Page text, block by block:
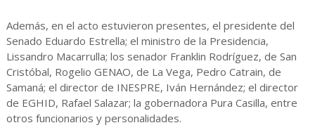
Además, en el acto estuvieron presentes, el presidente del
Senado Eduardo Estrella; el ministro de la Presidencia,
Lissandro Macarrulla; los senador Franklin Rodríguez, de San
Cristóbal, Rogelio GENAO, de La Vega, Pedro Catrain, de
Samaná; el director de INESPRE, Iván Hernández; el director
de EGHID, Rafael Salazar; la gobernadora Pura Casilla, entre
otros funcionarios y personalidades.